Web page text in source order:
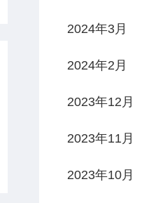
2024年3月
2024年2月
2023年12月
2023年11月
2023年10月